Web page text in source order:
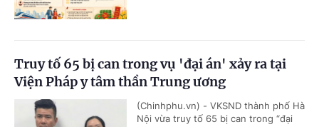
Truy tố 65 bị can trong vụ 'đại án' xảy ra tại
Viện Pháp y tâm thần Trung ương
(Chinhphu.vn) - VKSND thành phố Hà
Nội vừa truy tố 65 bị can trong “đại